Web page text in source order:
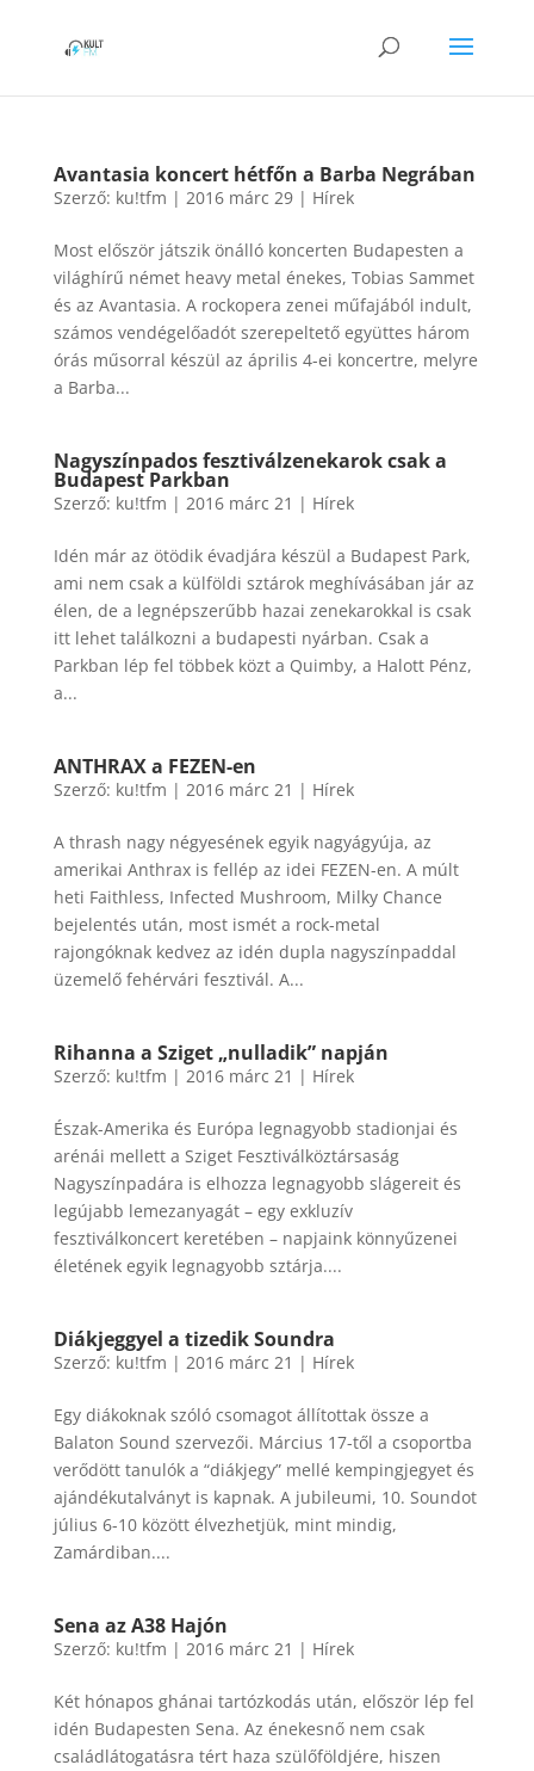
Avantasia koncert hétfőn a Barba Negrában
Szerző: ku!tfm | 2016 márc 29| Hírek
Most először játszik önálló koncerten Budapesten a
világhírű német heavy metal énekes, Tobias Sammet
és az Avantasia. A rockopera zenei műfajából indult,
számos vendégelőadót szerepeltető együttes három
órás műsorral készül az április 4-ei koncertre, melyre
a Barba...
Nagyszínpados fesztiválzenekarok csak a
Budapest Parkban
Szerző: ku!tfm | 2016 márc 21 | Hírek
Idén már az ötödik évadjára készül a Budapest Park,
ami nem csak a külföldi sztárok meghívásában jár az
élen, de a legnépszerűbb hazai zenekarokkal is csak
itt lehet találkozni a budapesti nyárban. Csak a
Parkban lép fel többek közt a Quimby, a Halott Pénz,
a...
ANTHRAX a FEZEN-en
Szerző: ku!tfm | 2016 márc 21 | Hírek
A thrash nagy négyesének egyik nagyágyúja, az
amerikai Anthrax is fellép az idei FEZEN-en. A múlt
heti Faithless, Infected Mushroom, Milky Chance
bejelentés után, most ismét a rock-metal
rajongóknak kedvez az idén dupla nagyszínpaddal
üzemelő fehérvári fesztivál. A...
Rihanna a Sziget „nulladik” napján
Szerző: ku!tfm | 2016 márc 21 | Hírek
Észak-Amerika és Európa legnagyobb stadionjai és
arénái mellett a Sziget Fesztiválköztársaság
Nagyszínpadára is elhozza legnagyobb slágereit és
legújabb lemezanyagát – egy exkluzív
fesztiválkoncert keretében – napjaink könnyűzenei
életének egyik legnagyobb sztárja....
Diákjeggyel a tizedik Soundra
Szerző: ku!tfm | 2016 márc 21 | Hírek
Egy diákoknak szóló csomagot állítottak össze a
Balaton Sound szervezői. Március 17-től a csoportba
verődött tanulók a “diákjegy” mellé kempingjegyet és
ajándékutalványt is kapnak. A jubileumi, 10. Soundot
július 6-10 között élvezhetjük, mint mindig,
Zamárdiban....
Sena az A38 Hajón
Szerző: ku!tfm | 2016 márc 21 | Hírek
Két hónapos ghánai tartózkodás után, először lép fel
idén Budapesten Sena. Az énekesnő nem csak
családlátogatásra tért haza szülőföldjére, hiszen